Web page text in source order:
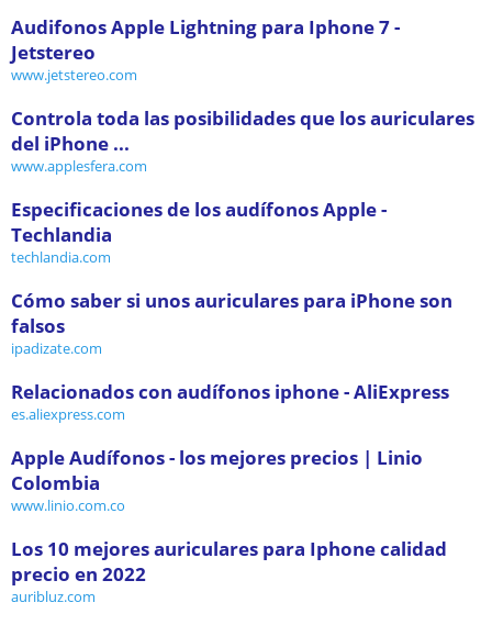
Audifonos Apple Lightning para Iphone 7 -
Jetstereo
www.jetstereo.com
Controla toda las posibilidades que los auriculares
del iPhone ...
www.applesfera.com
Especificaciones de los audífonos Apple -
Techlandia
techlandia.com
Cómo saber si unos auriculares para iPhone son
falsos
ipadizate.com
Relacionados con audífonos iphone - AliExpress
es.aliexpress.com
Apple Audífonos - los mejores precios | Linio
Colombia
www.linio.com.co
Los 10 mejores auriculares para Iphone calidad
precio en 2022
auribluz.com